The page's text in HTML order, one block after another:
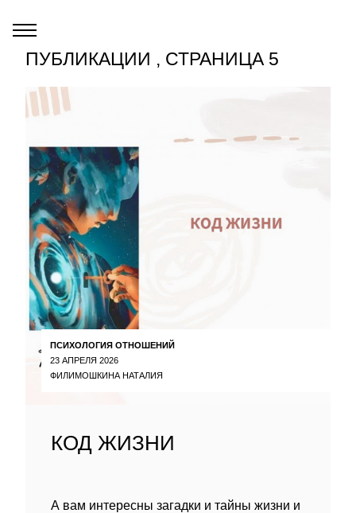
ПУБЛИКАЦИИ , СТРАНИЦА 5
ПСИХОЛОГИЯ ОТНОШЕНИЙ
23 АПРЕЛЯ 2026
ФИЛИМОШКИНА НАТАЛИЯ
КОД ЖИЗНИ
А вам интересны загадки и тайны жизни и